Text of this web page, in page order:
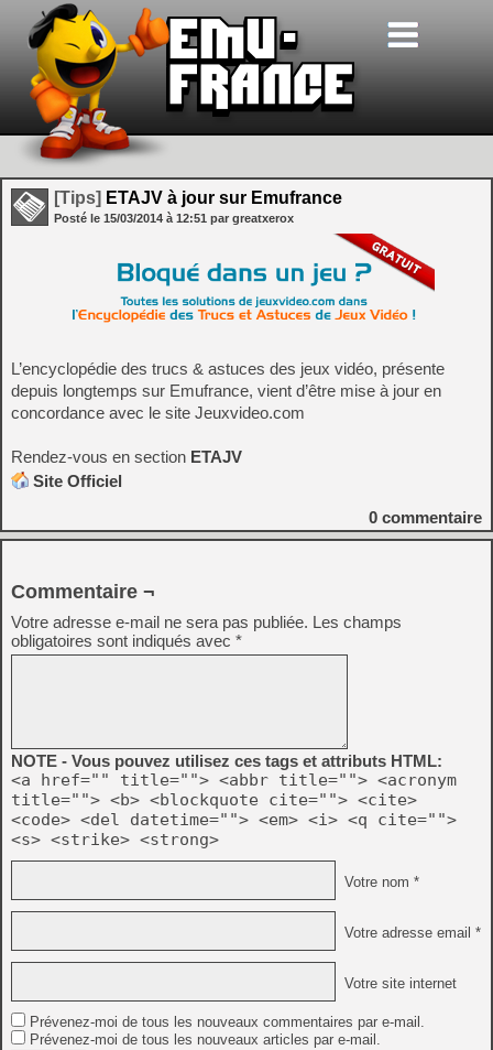
[Tips] ETAJV à jour sur Emufrance
Posté le 15/03/2014 à 12:51 par greatxerox
L’encyclopédie des trucs & astuces des jeux vidéo, présente
depuis longtemps sur Emufrance, vient d’être mise à jour en
concordance avec le site Jeuxvideo.com
Rendez-vous en section ETAJV
Site Officiel
0 commentaire
Commentaire ¬
Votre adresse e-mail ne sera pas publiée. Les champs
obligatoires sont indiqués avec *
NOTE - Vous pouvez utilisez ces tags et attributs HTML:
<a href="" title=""> <abbr title=""> <acronym
title=""> <b> <blockquote cite=""> <cite>
<code> <del datetime=""> <em> <i> <q cite="">
<s> <strike> <strong>
Votre nom *
Votre adresse email *
Votre site internet
Prévenez-moi de tous les nouveaux commentaires par e-mail.
Prévenez-moi de tous les nouveaux articles par e-mail.